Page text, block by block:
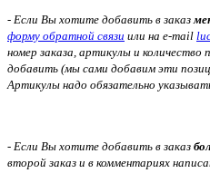
- Если Вы хотите добавить в заказ
форму обратной связи или на e-mail
номер заказа, артикулы и
добавить (мы сами добавим эти
Артикулы надо обязательно
- Если Вы хотите добавить в заказ
второй заказ и в комментариях